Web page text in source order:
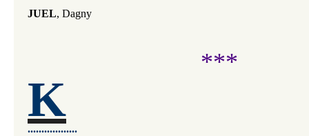
JUEL, Dagny
***
K
..................